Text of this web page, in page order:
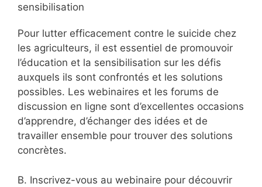
sensibilisation
Pour lutter efficacement contre le suicide chez
les agriculteurs, il est essentiel de promouvoir
l’éducation et la sensibilisation sur les défis
auxquels ils sont confrontés et les solutions
possibles. Les webinaires et les forums de
discussion en ligne sont d’excellentes occasions
d’apprendre, d’échanger des idées et de
travailler ensemble pour trouver des solutions
concrètes.
B. Inscrivez-vous au webinaire pour découvrir